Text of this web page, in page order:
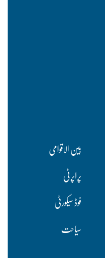
بین الاقوامی
پراپرٹی
فوڈ سیکورٹی
سیاحت